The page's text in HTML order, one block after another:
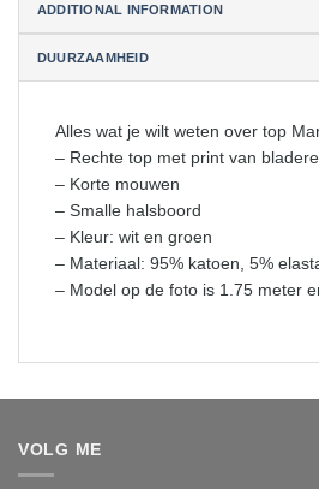
ADDITIONAL INFORMATION
DUURZAAMHEID
Alles wat je wilt weten over top
– Rechte top met print van
– Korte mouwen
– Smalle halsboord
– Kleur: wit en groen
– Materiaal: 95% katoen, 5%
– Model op de foto is 1.75 meter
VOLG ME